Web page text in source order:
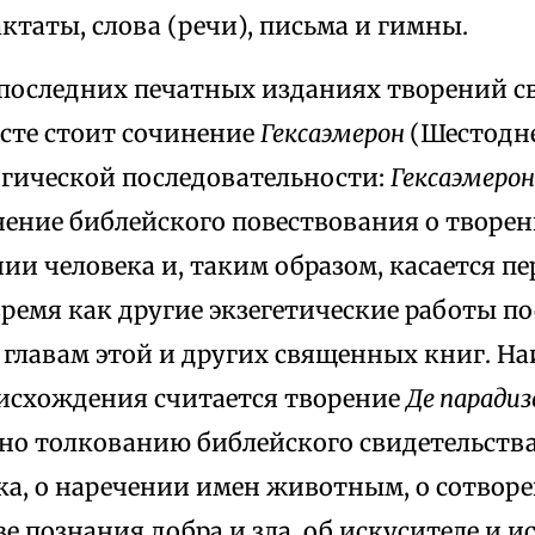
слова (речи), письма и гимны.
печатных изданиях творений
стоит сочинение Гексаэмерон
последовательности:
библейского повествования о
человека и, таким образом, касается
как другие экзегетические работы
этой и других священных книг.
считается творениеДе
толкованию библейского
о наречении имен животным, о